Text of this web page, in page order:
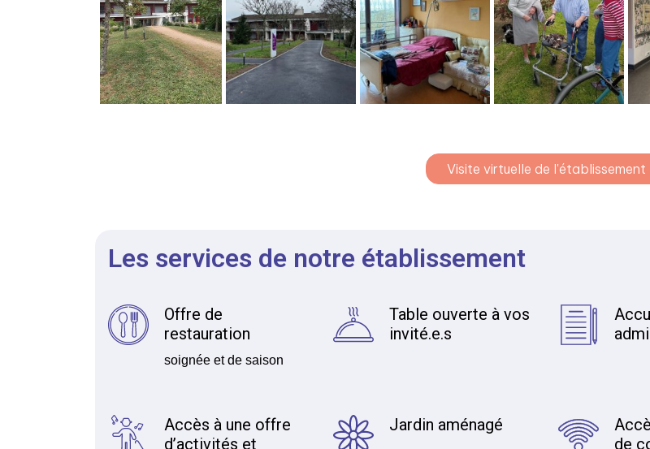
Visite virtuelle de l'établissement
Les services de notre établissement
Offre de
restauration
soignée et de saison
Table ouverte à vos
invité.e.s
Accès à une offre
d’activités et
Jardin aménagé
de